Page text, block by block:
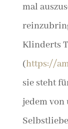
mal
Klinderts
(https://
sie steht
jedem von